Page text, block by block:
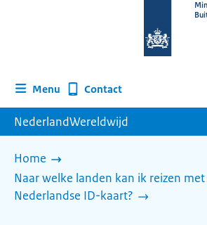
homepage
Menu Contact
NederlandWereldwijd
Home
Naar welke landen kan ik reizen
Nederlandse ID-kaart?